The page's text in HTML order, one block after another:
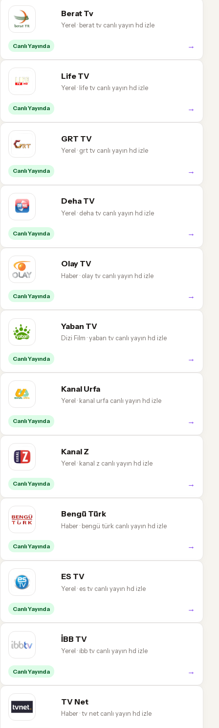
Berat Tv
Yerel · berat tv canlı yayın hd izle
Canlı Yayında →
Life TV
Yerel · life tv canlı yayın hd izle
Canlı Yayında →
GRT TV
Yerel · grt tv canlı yayın hd izle
Canlı Yayında →
Deha TV
Yerel · deha tv canlı yayın hd izle
Canlı Yayında →
Olay TV
Haber · olay tv canlı yayın hd izle
Canlı Yayında →
Yaban TV
Dizi Film · yaban tv canlı yayın hd izle
Canlı Yayında →
Kanal Urfa
Yerel · kanal urfa canlı yayın hd izle
Canlı Yayında →
Kanal Z
Yerel · kanal z canlı yayın hd izle
Canlı Yayında →
Bengü Türk
Haber · bengü türk canlı yayın hd izle
Canlı Yayında →
ES TV
Yerel · es tv canlı yayın hd izle
Canlı Yayında →
İBB TV
Yerel · i̇bb tv canlı yayın hd izle
Canlı Yayında →
TV Net
Haber · tv net canlı yayın hd izle